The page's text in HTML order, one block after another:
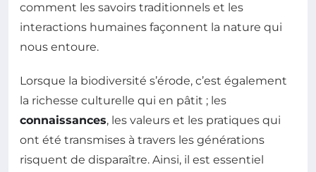
comment les savoirs traditionnels et les
interactions humaines façonnent la nature qui
nous entoure.
Lorsque la biodiversité s’érode, c’est également
la richesse culturelle qui en pâtit ; les
connaissances, les valeurs et les pratiques qui
ont été transmises à travers les générations
risquent de disparaître. Ainsi, il est essentiel